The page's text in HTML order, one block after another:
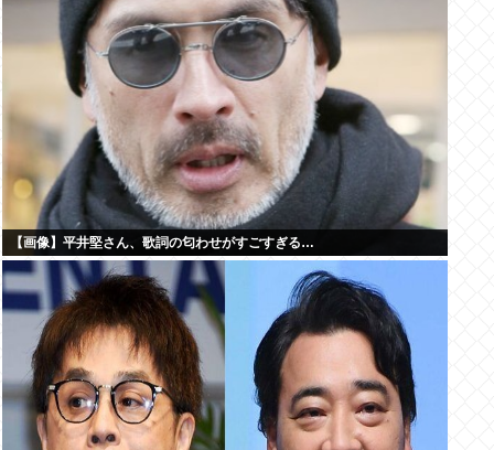
【画像】平井堅さん、歌詞の匂わせがすごすぎる…